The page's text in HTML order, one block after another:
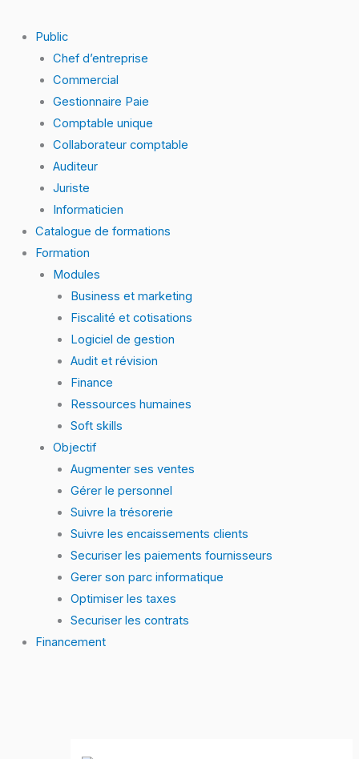
Public
Chef d’entreprise
Commercial
Gestionnaire Paie
Comptable unique
Collaborateur comptable
Auditeur
Juriste
Informaticien
Catalogue de formations
Formation
Modules
Business et marketing
Fiscalité et cotisations
Logiciel de gestion
Audit et révision
Finance
Ressources humaines
Soft skills
Objectif
Augmenter ses ventes
Gérer le personnel
Suivre la trésorerie
Suivre les encaissements clients
Securiser les paiements fournisseurs
Gerer son parc informatique
Optimiser les taxes
Securiser les contrats
Financement